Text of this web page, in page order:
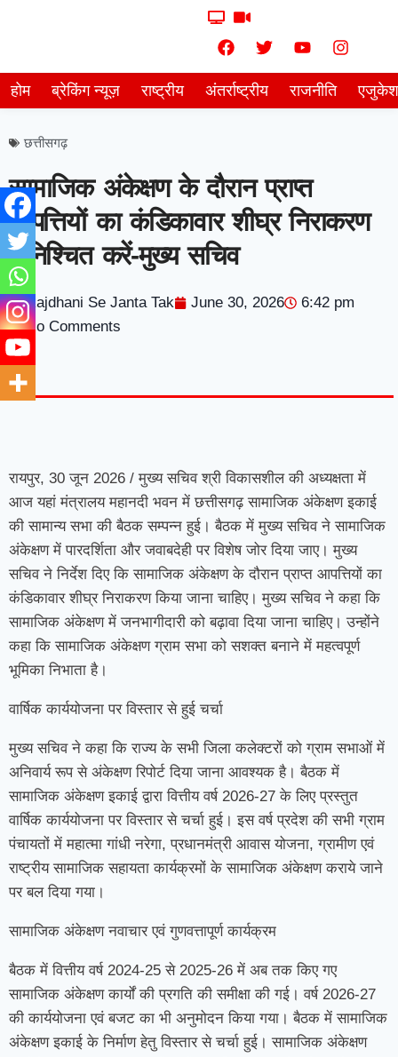
होम ब्रेकिंग न्यूज़ राष्ट्रीय अंतर्राष्ट्रीय राजनीति
छत्तीसगढ़
सामाजिक अंकेक्षण के दौरान प्राप्त
आपत्तियों का कंडिकावार शीघ्र निराकरण
सनिश्चित करें-मुख्य सचिव
Rajdhani Se Janta Tak June 30, 2026
6:42 pm
No Comments
रायपुर, 30 जून 2026 / मुख्य सचिव श्री विकासशील की अध्यक्षता में
आज यहां मंत्रालय महानदी भवन में छत्तीसगढ़ सामाजिक अंकेक्षण इकाई
की सामान्य सभा की बैठक सम्पन्न हुई। बैठक में मुख्य सचिव ने सामाजिक
अंकेक्षण में पारदर्शिता और जवाबदेही पर विशेष जोर दिया जाए। मुख्य
सचिव ने निर्देश दिए कि सामाजिक अंकेक्षण के दौरान प्राप्त आपत्तियों का
कंडिकावार शीघ्र निराकरण किया जाना चाहिए। मुख्य सचिव ने कहा कि
सामाजिक अंकेक्षण में जनभागीदारी को बढ़ावा दिया जाना चाहिए। उन्होंने
कहा कि सामाजिक अंकेक्षण ग्राम सभा को सशक्त बनाने में महत्वपूर्ण
भूमिका निभाता है।
वार्षिक कार्ययोजना पर विस्तार से हुई चर्चा
मुख्य सचिव ने कहा कि राज्य के सभी जिला कलेक्टरों को ग्राम सभाओं में
अनिवार्य रूप से अंकेक्षण रिपोर्ट दिया जाना आवश्यक है। बैठक में
सामाजिक अंकेक्षण इकाई द्वारा वित्तीय वर्ष 2026-27 के लिए प्रस्तुत
वार्षिक कार्ययोजना पर विस्तार से चर्चा हुई। इस वर्ष प्रदेश की सभी ग्राम
पंचायतों में महात्मा गांधी नरेगा, प्रधानमंत्री आवास योजना, ग्रामीण एवं
राष्ट्रीय सामाजिक सहायता कार्यक्रमों के सामाजिक अंकेक्षण कराये जाने
पर बल दिया गया।
सामाजिक अंकेक्षण नवाचार एवं गुणवत्तापूर्ण कार्यक्रम
बैठक में वित्तीय वर्ष 2024-25 से 2025-26 में अब तक किए गए
सामाजिक अंकेक्षण कार्यों की प्रगति की समीक्षा की गई। वर्ष 2026-27
की कार्ययोजना एवं बजट का भी अनुमोदन किया गया। बैठक में सामाजिक
अंकेक्षण इकाई के निर्माण हेतु विस्तार से चर्चा हुई। सामाजिक अंकेक्षण